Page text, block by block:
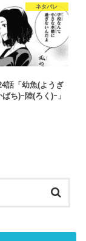
ネタバレ
話「幼魚(ようぎ
ち)ｰ陸(ろく)ｰ」